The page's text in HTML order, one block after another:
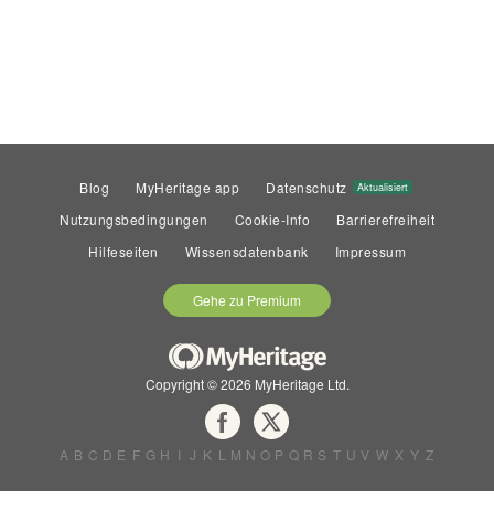
Blog MyHeritage app Datenschutz Aktualisiert
Nutzungsbedingungen Cookie-Info
Barrierefreiheit
Hilfeseiten
Wissensdatenbank Impressum
Gehe zu Premium
Copyright © 2026 MyHeritage Ltd.
A B C D E F G H I J K L M N O P Q R S T U V W X Y Z